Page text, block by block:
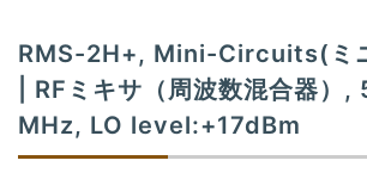
RMS-2H+, Mini-Circuits(ミ
| RFミキサ（周波数混合器）
MHz, LO level:+17dBm